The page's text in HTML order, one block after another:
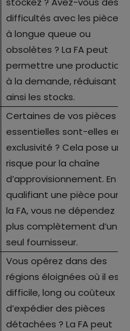
difficultés avec les pièces
à longue queue ou
obsolètes ? La FA peut
permettre une production
à la demande, réduisant
ainsi les stocks.
Certaines de vos pièces
essentielles sont-elles en
exclusivité ? Cela pose un
risque pour la chaîne
d’approvisionnement. En
qualifiant une pièce pour
la FA, vous ne dépendez
plus complètement d’un
seul fournisseur.
Vous opérez dans des
régions éloignées où il est
difficile, long ou coûteux
d’expédier des pièces
détachées ? La FA peut